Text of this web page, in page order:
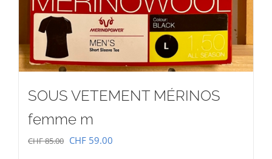
SOUS VETEMENT MÉRINOS
femme m
CHF85.00 Le
CHF 59.00